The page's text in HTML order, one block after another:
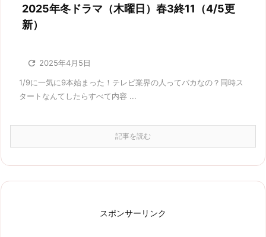
2025年冬ドラマ（木曜日）春3終11（4/5更
新）
 2025年4月5日
1/9に一気に9本始まった！テレビ業界の人ってバカなの？同時ス
タートなんてしたらすべて内容 ...
記事を読む
スポンサーリンク